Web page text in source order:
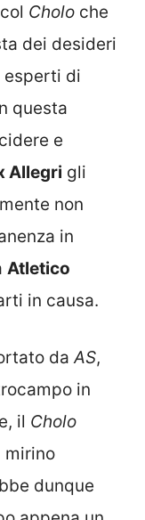
Cholo che
dei desideri
esperti di
questa
e
Allegri gli
non
in
Atletico
in causa.
daAS,
in
il Cholo
mirino
dunque